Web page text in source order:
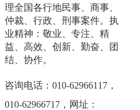
理全国各行地民事、商事、
仲裁、行政、刑事案件。执
业精神：敬业、专注、精
益、高效、创新、勤奋、团
结、协作。
咨询电话：010-62966117，
010-62966717， 网址：